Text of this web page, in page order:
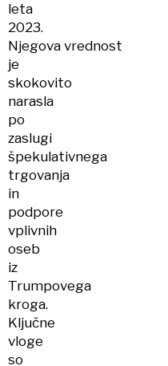
leta
2023.
Njegova vrednost
je
skokovito
narasla
po
zaslugi
špekulativnega
trgovanja
in
podpore
vplivnih
oseb
iz
Trumpovega
kroga.
Ključne
vloge
so